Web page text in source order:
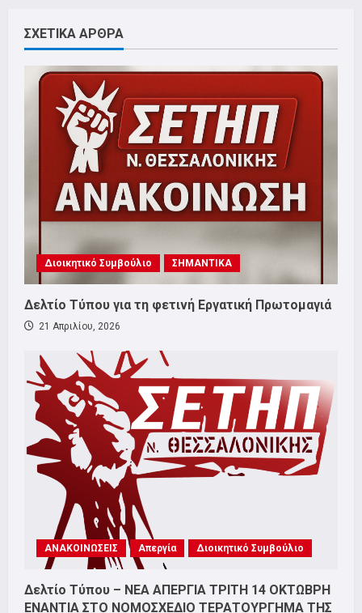
ΣΧΕΤΙΚΑ ΑΡΘΡΑ
Διοικητικό Συμβούλιο ΣΗΜΑΝΤΙΚΑ
Δελτίο Τύπου για τη φετινή Εργατική Πρωτομαγιά
21 Απριλίου, 2026
ΑΝΑΚΟΙΝΩΣΕΙΣ Απεργία Διοικητικό Συμβούλιο
Δελτίο Τύπου – ΝΕΑ ΑΠΕΡΓΙΑ ΤΡΙΤΗ 14 ΟΚΤΩΒΡΗ
ΕΝΑΝΤΙΑ ΣΤΟ ΝΟΜΟΣΧΕΔΙΟ ΤΕΡΑΤΟΥΡΓΗΜΑ ΤΗΣ